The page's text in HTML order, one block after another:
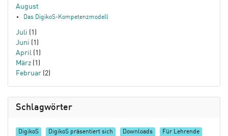
August
Das DigikoS-Kompetenzmodell
Juli (1)
Juni (1)
April (1)
März (1)
Februar (2)
Schlagwörter
DigikoS DigikoS präsentiert sich Downloads Für Lehrende